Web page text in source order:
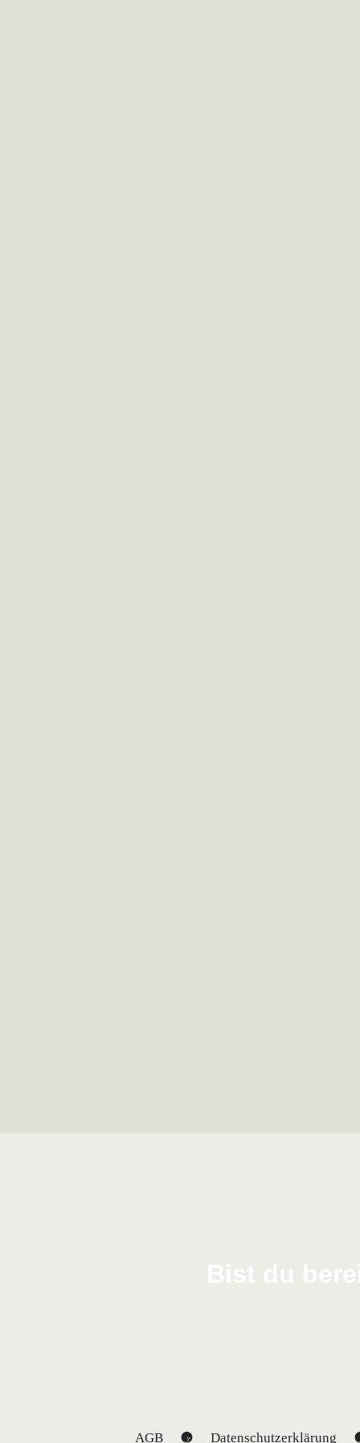
Bist du
AGB Datenschutzerklärung